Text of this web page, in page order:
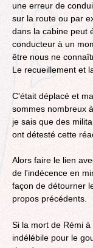
une erreur de
sur la route ou par
dans la cabine peut
conducteur à un
être nous ne
Le recueillement et
C'était déplacé et
sommes nombreux
je sais que des
ont détesté cette
Alors faire le lien
de l'indécence en
façon de détourner
propos précédents.
Si la mort de Rémi
indélébile pour le